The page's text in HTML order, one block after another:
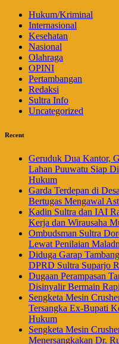
Hukum/Kriminal
Internasional
Kesehatan
Nasional
Olahraga
OPINI
Pertambangan
Redaksi
Sultra Info
Uncategorized
Recent
Geruduk Dua Kantor,
Lahan Puuwatu Siap
Hukum
Garda Terdepan di
Bertugas Mengawal
Kadin Sultra dan IAI
Kerja dan Wirausaha
Ombudsman Sultra
Lewat Penilaian
Diduga Garap
DPRD Sultra Suparjo
Dugaan Perampasan
Disinyalir Bermain
Sengketa Mesin
Tersangka Ex-Bupati
Hukum
Sengketa Mesin
Menersangkakan Dr.